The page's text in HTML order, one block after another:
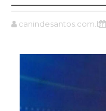
canindesantos.com.br